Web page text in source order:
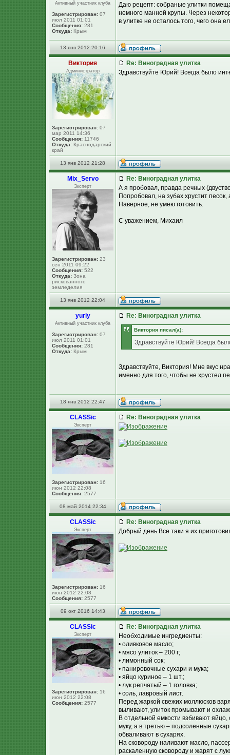
Активный участник клуба
Зарегистрирован: 07
июл 2011 01:01
Сообщения: 281
Откуда: Крым
Даю рецепт: собраные улитки
немного манной крупы. Через
в улитке не осталось того, чего она
13 янв 2012 20:16
Виктория
Администратор
Зарегистрирован: 07
мар 2011 14:36
Сообщения: 11746
Откуда: Краснодарский
край
Re: Виноградная улитка
Здравствуйте Юрий! Всегда было
13 янв 2012 21:28
Mix_Servo
Эксперт
Зарегистрирован: 23
сен 2011 09:22
Сообщения: 522
Откуда: Зона
рискованного
земледелия
Re: Виноградная улитка
А я пробовал, правда речных
Попробовал, на зубах хрустит
Наверное, не умею готовить.
С уважением, Михаил
13 янв 2012 22:04
yuriy
Активный участник клуба
Зарегистрирован: 07
июл 2011 01:01
Сообщения: 281
Откуда: Крым
Re: Виноградная улитка
Виктория писал(а):
Здравствуйте Юрий! Всегда
Здравствуйте, Виктория! Мне вкус
именно для того, чтобы не хрустел
18 янв 2012 22:47
CLASSic
Эксперт
Зарегистрирован: 16
июн 2012 22:08
Сообщения: 2577
Re: Виноградная улитка
08 май 2014 22:34
CLASSic
Эксперт
Зарегистрирован: 16
июн 2012 22:08
Сообщения: 2577
Re: Виноградная улитка
Добрый день.Все таки я их
09 окт 2016 14:43
CLASSic
Эксперт
Зарегистрирован: 16
июн 2012 22:08
Сообщения: 2577
Re: Виноградная улитка
Необходимые ингредиенты:
• оливковое масло;
• мясо улиток – 200 г;
• лимонный сок;
• панировочные сухари и мука;
• яйцо куриное – 1 шт.;
• лук репчатый – 1 головка;
• соль, лавровый лист.
Перед жаркой свежих моллюсков
выливают, улиток промывают и
В отдельной емкости взбивают
муку, а в третью – подсоленные
обваливают в сухарях.
На сковороду наливают масло,
раскаленную сковороду и жарят с